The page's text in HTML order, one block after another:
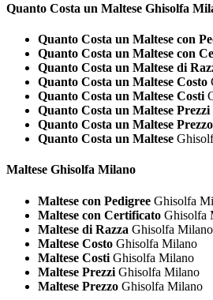
Quanto Costa un Maltese Ghisolfa
Quanto Costa un Maltese con
Quanto Costa un Maltese con
Quanto Costa un Maltese di
Quanto Costa un Maltese Costo
Quanto Costa un Maltese Costi
Quanto Costa un Maltese Prezzi
Quanto Costa un Maltese Prezzo
Quanto Costa un Maltese
Maltese Ghisolfa Milano
Maltese con Pedigree Ghisolfa
Maltese con Certificato Ghisolfa
Maltese di Razza Ghisolfa Milano
Maltese Costo Ghisolfa Milano
Maltese Costi Ghisolfa Milano
Maltese Prezzi Ghisolfa Milano
Maltese Prezzo Ghisolfa Milano